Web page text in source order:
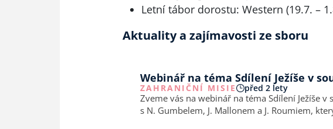
Letní tábor dorostu: Western (19.7. –
Aktuality a zajímavosti ze sboru
Webinář na téma Sdílení Ježíše v
ZAHRANIČNÍ MISIE před 2 lety
Zveme vás na webinář na téma Sdílení Ježíše v
s N. Gumbelem, J. Mallonem a J. Roumiem,